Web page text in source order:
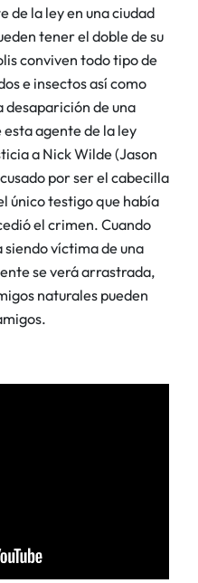
de la ley en una ciudad
tener el doble de su
conviven todo tipo de
e insectos así como
desaparición de una
agente de la ley
a Nick Wilde (Jason
por ser el cabecilla
único testigo que había
el crimen. Cuando
siendo víctimade una
se verá arrastrada,
naturales pueden